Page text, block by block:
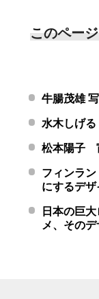
このペー
牛腸茂雄
水木しげ
松本陽子
フィンラ
にするデザ
日本の巨
メ、その